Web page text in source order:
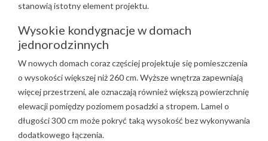
stanowią istotny element projektu.
Wysokie kondygnacje w domach
jednorodzinnych
W nowych domach coraz częściej projektuje się pomieszczenia
o wysokości większej niż 260 cm. Wyższe wnętrza zapewniają
więcej przestrzeni, ale oznaczają również większą powierzchnię
elewacji pomiędzy poziomem posadzki a stropem. Lamel o
długości 300 cm może pokryć taką wysokość bez wykonywania
dodatkowego łączenia.